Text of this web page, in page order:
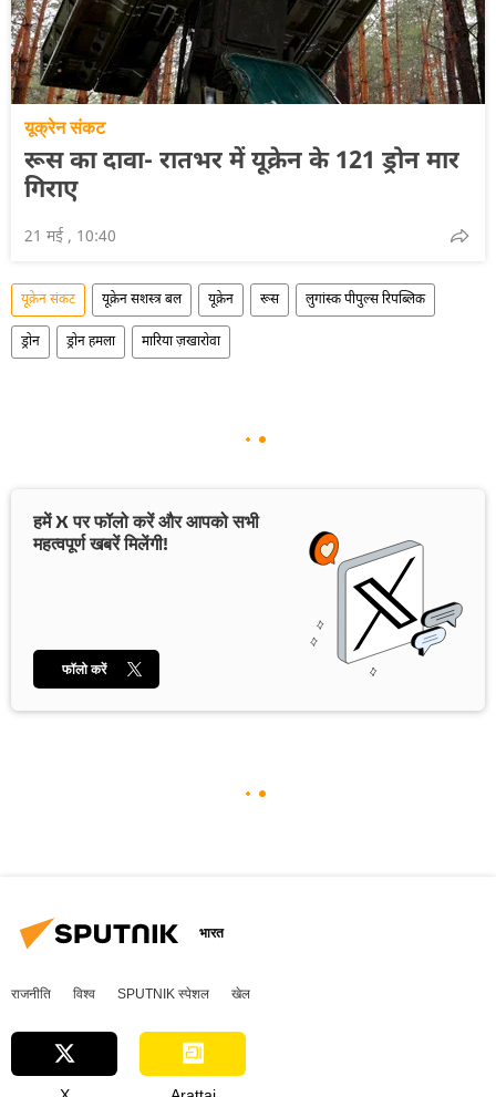
यूक्रेन संकट
रूस का दावा- रातभर में यूक्रेन के 121 ड्रोन मार
गिराए
21 मई , 10:40
यूक्रेन संकट यूक्रेन सशस्त्र बल यूक्रेन रूस लुगांस्क पीपुल्स रिपब्लिक
ड्रोन ड्रोन हमला मारिया ज़खारोवा
हमें X पर फॉलो करें और आपको सभी
महत्वपूर्ण खबरें मिलेंगी!
फॉलो करें
भारत
राजनीति विश्व SPUTNIK स्पेशल खेल